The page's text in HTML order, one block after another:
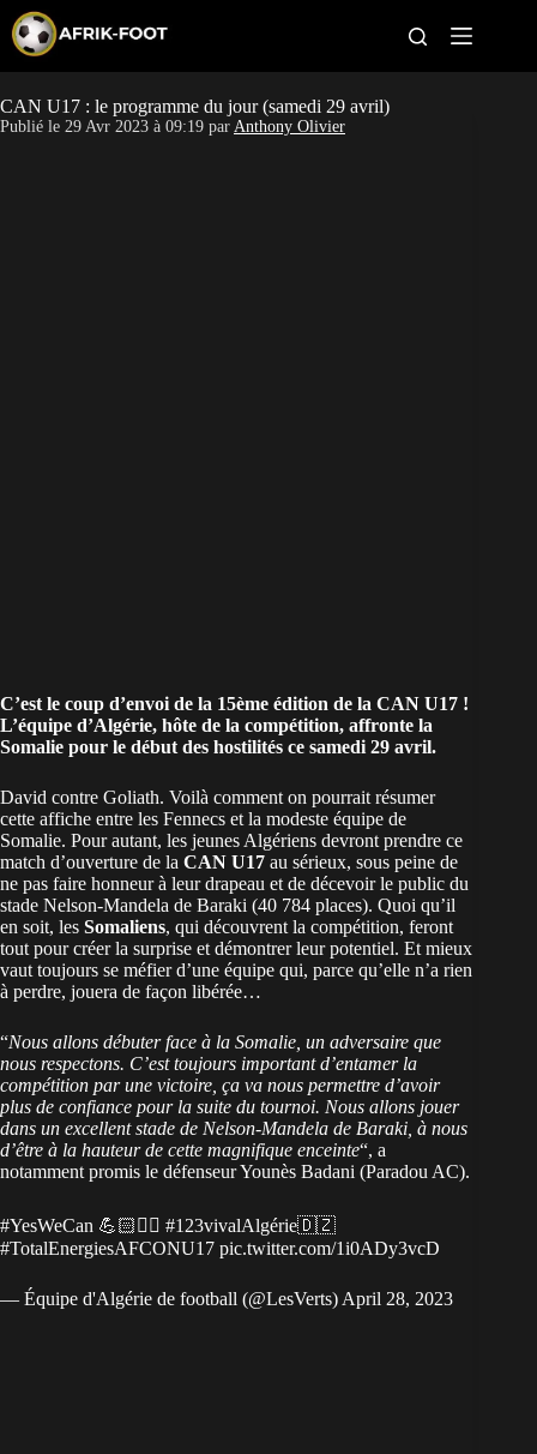
p
o
c
CAN féminine
CAN U17 : le programme du jour (samedi 29 avril)
Publié le 29 Avr 2023 à 09:19 par Anthony Olivier
C’est le coup d’envoi de la 15ème édition de la CAN U17 !
L’équipe d’Algérie, hôte de la compétition, affronte la
Somalie pour le début des hostilités ce samedi 29 avril.
David contre Goliath. Voilà comment on pourrait résumer
cette affiche entre les Fennecs et la modeste équipe de
Somalie. Pour autant, les jeunes Algériens devront prendre ce
match d’ouverture de la CAN U17 au sérieux, sous peine de
ne pas faire honneur à leur drapeau et de décevoir le public du
stade Nelson-Mandela de Baraki (40 784 places). Quoi qu’il
en soit, les Somaliens, qui découvrent la compétition, feront
tout pour créer la surprise et démontrer leur potentiel. Et mieux
vaut toujours se méfier d’une équipe qui, parce qu’elle n’a rien
à perdre, jouera de façon libérée…
“Nous allons débuter face à la Somalie, un adversaire que
nous respectons. C’est toujours important d’entamer la
compétition par une victoire, ça va nous permettre d’avoir
plus de confiance pour la suite du tournoi. Nous allons jouer
dans un excellent stade de Nelson-Mandela de Baraki, à nous
d’être à la hauteur de cette magnifique enceinte“, a
notamment promis le défenseur Younès Badani (Paradou AC).
#YesWeCan 💪🏻✌🏼 #123vivalAlgérie🇩🇿
#TotalEnergiesAFCONU17 pic.twitter.com/1i0ADy3vcD
— Équipe d'Algérie de football (@LesVerts) April 28, 2023